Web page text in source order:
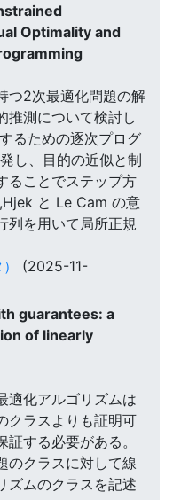
Optimality and
つ2次最適化問題の解
推測について検討し
るための逐次プログ
し、目的の近似と制
ることでステップ方
と Le Cam の意
列を用いて局所正規
(2025-11-
guarantees: a
of linearly
適化アルゴリズムは
クラスよりも証明可
する必要がある。
のクラスに対して線
ズムのクラスを記述